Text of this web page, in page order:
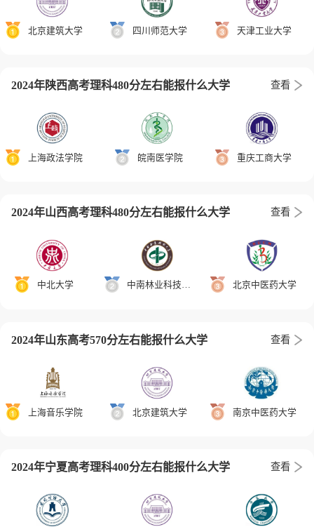
北京建筑大学 四川师范大学 天津工业大学
2024年陕西高考理科480分左右能报什么大学 查看
上海政法学院 皖南医学院 重庆工商大学
2024年山西高考理科480分左右能报什么大学 查看
中北大学 中南林业科技大学 北京中医药大学
2024年山东高考570分左右能报什么大学 查看
上海音乐学院 北京建筑大学 南京中医药大学
2024年宁夏高考理科400分左右能报什么大学 查看